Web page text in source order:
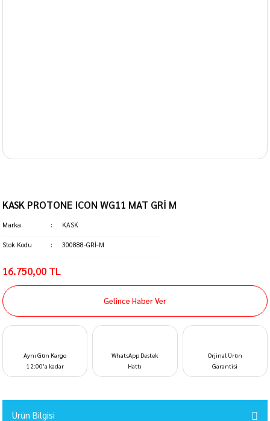
KASK PROTONE ICON WG11 MAT GRİ M
Marka KASK
Stok Kodu 300888-GRİ-M
16.750,00 TL
Gelince Haber Ver
Aynı Gün Kargo
12:00’a kadar
WhatsApp Destek
Hattı
Orjinal Ürün
Garantisi
Ürün Bilgisi